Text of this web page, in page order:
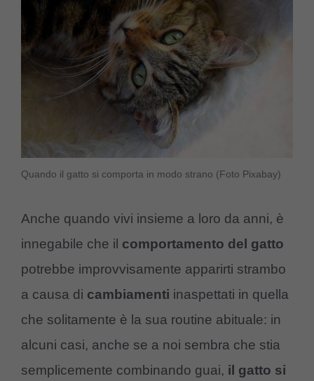
Quando il gatto si comporta in modo strano (Foto Pixabay)
Anche quando vivi insieme a loro da anni, è
innegabile che il comportamento del gatto
potrebbe improvvisamente apparirti strambo
a causa di cambiamenti inaspettati in quella
che solitamente è la sua routine abituale: in
alcuni casi, anche se a noi sembra che stia
semplicemente combinando guai, il gatto si